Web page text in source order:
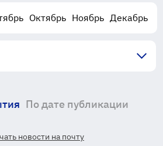
Октябрь Ноябрь Декабрь
По дате публикации
новости на почту